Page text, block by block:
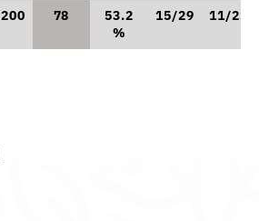
200 78
53.2
%
15/29 11/25